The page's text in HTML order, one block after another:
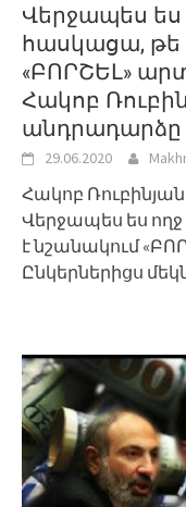
Վերջապես ես
հասկացա, թե
«ԲՈՐՇԵԼ»
Հակոբ
անդրադարձը
29.06.2020
Հակոբ Ռուբինյանը
Վերջապես ես
է նշանակում
Ընկերներիցս